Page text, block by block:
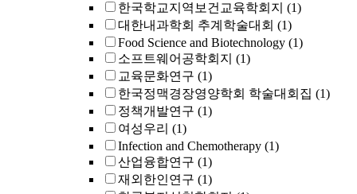
한국학교지역보건교육학회지 (1)
대한내과학회 추계학술대회 (1)
Food Science and Biotechnology (1)
소프트웨어공학회지 (1)
교육문화연구 (1)
한국정맥경장영양학회 학술대회집 (1)
정책개발연구 (1)
여성우리 (1)
Infection and Chemotherapy (1)
산업융합연구 (1)
재외한인연구 (1)